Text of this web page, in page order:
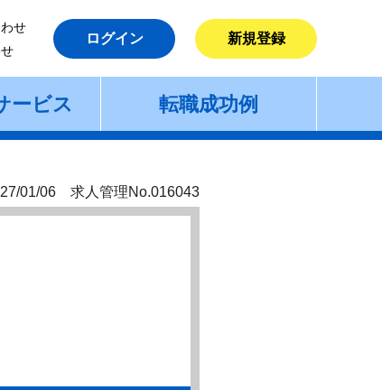
せ
ログイン 新規登録
ービス 転職成功例
01/06 求人管理No.016043